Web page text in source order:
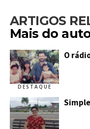
ARTIGOS
Mais do
DESTAQUE
O